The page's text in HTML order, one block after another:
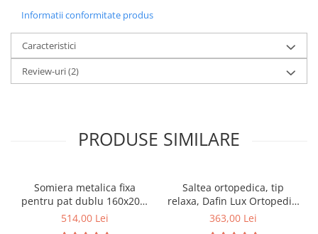
Informatii conformitate produs
Caracteristici
Review-uri(2)
PRODUSE SIMILARE
Somiera metalica fixa
pentru pat dublu 160x200,
6 picioare, 32 lamele lemn
514,00 Lei
Saltea ortopedica, tip
relaxa, Dafin Lux Ortopedic,
90x200x21cm, fermitate
363,00 Lei